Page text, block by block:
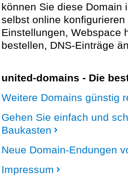
können Sie diese Domain
selbst online
Einstellungen, Webspace
bestellen, DNS-Einträge
united-domains - Die
Weitere Domains günstig
Gehen Sie einfach und
Baukasten
Neue Domain-Endungen
Impressum